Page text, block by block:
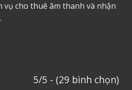
vụ cho thuê âm thanh và nhận
5/5 - (29 bình chọn)